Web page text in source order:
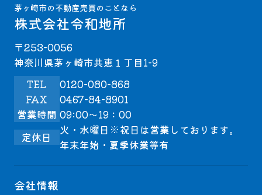
茅ヶ崎市の不動産売買のことなら
株式会社令和地所
〒253-0056
神奈川県茅ヶ崎市共恵１丁目1-9
TEL
0120-080-868
FAX
0467-84-8901
営業時間 09:00～19：00
定休日
火・水曜日※祝日は営業しております。
年末年始・夏季休業等有
会社情報